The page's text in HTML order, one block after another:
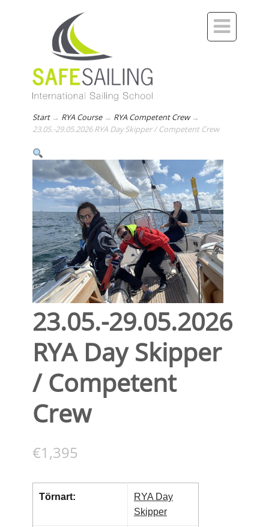

Start → RYA Course → RYA Competent Crew →
23.05.-29.05.2026 RYA Day Skipper / Competent Crew
23.05.-29.05.2026
RYA Day Skipper
/ Competent
Crew
€1,395
Törnart:
RYA Day
Skipper